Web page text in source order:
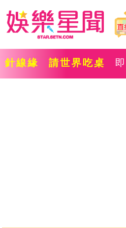
針線緣 請世界吃桌